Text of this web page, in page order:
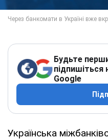
Будьте
підпишіться
Google
Українська